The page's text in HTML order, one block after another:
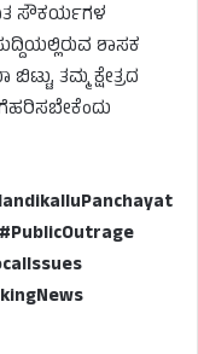
ಸೌಕರ್ಯಗಳ
ಶಾಸಕ
ತಮ್ಮ ಕ್ಷೇತ್ರದ